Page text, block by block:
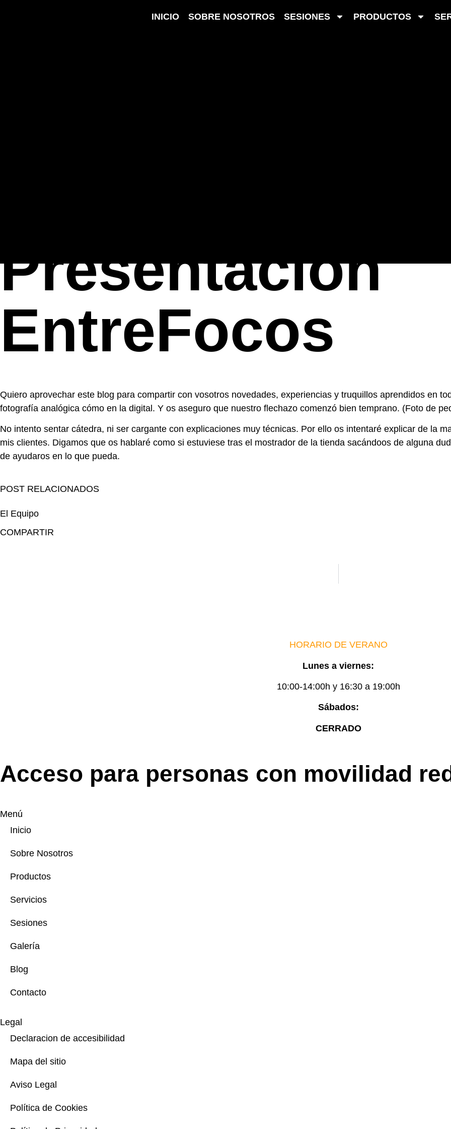
INICIO SOBRE NOSOTROS SESIONES PRODUCTOS
Presentación
EntreFocos
Quiero aprovechar este blog para compartir con vosotros novedades, experiencias y truquillos aprendidos en
fotografía analógica cómo en la digital. Y os aseguro que nuestro flechazo comenzó bien temprano. (Foto de
No intento sentar cátedra, ni ser cargante con explicaciones muy técnicas. Por ello os intentaré explicar de la
mis clientes. Digamos que os hablaré como si estuviese tras el mostrador de la tienda sacándoos de alguna
de ayudaros en lo que pueda.
POST RELACIONADOS
El Equipo
COMPARTIR
HORARIO DE VERANO
Lunes a viernes:
10:00-14:00h y 16:30 a 19:00h
Sábados:
CERRADO
Acceso para personas con movilidad
Menú
Inicio
Sobre Nosotros
Productos
Servicios
Sesiones
Galería
Blog
Contacto
Legal
Declaracion de accesibilidad
Mapa del sitio
Aviso Legal
Política de Cookies